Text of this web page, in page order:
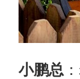
小鹏总